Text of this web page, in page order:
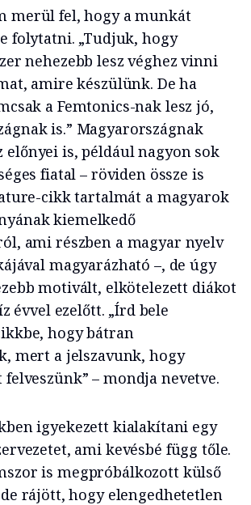
merül fel, hogy a munkát
folytatni. „Tudjuk, hogy
nehezebb lesz véghez vinni
amire készülünk. De ha
a Femtonics-nak lesz jó,
is.” Magyarországnak
előnyei is, például nagyon sok
fiatal – röviden össze is
cikk tartalmát a magyarok
kiemelkedő
ami részben a magyar nyelv
magyarázható –, de úgy
motivált, elkötelezett diákot
évvel ezelőtt. „Írd bele
hogy bátran
mert a jelszavunk, hogy
– mondja nevetve.
igyekezett kialakítani egy
ami kevésbé függ tőle.
is megpróbálkozott külső
rájött, hogy elengedhetetlen